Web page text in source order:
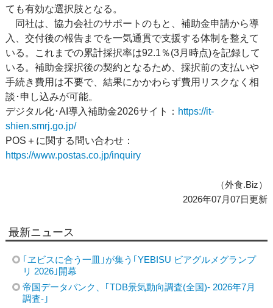
ても有効な選択肢となる。
同社は、協力会社のサポートのもと、補助金申請から導
入、交付後の報告までを一気通貫で支援する体制を整えて
いる。これまでの累計採択率は92.1％(3月時点)を記録して
いる。補助金採択後の契約となるため、採択前の支払いや
手続き費用は不要で、結果にかかわらず費用リスクなく相
談･申し込みが可能。
デジタル化･AI導入補助金2026サイト： https://it-
shien.smrj.go.jp/
POS＋に関する問い合わせ：
https://www.postas.co.jp/inquiry
（外食.Biz）
2026年07月07日更新
最新ニュース
｢ヱビスに合う一皿｣が集う｢YEBISU ビアグルメグランプ
リ 2026｣開幕
帝国データバンク、｢TDB景気動向調査(全国)- 2026年7月
調査-｣